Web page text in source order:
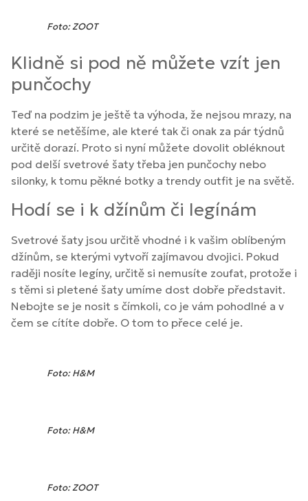
Foto: ZOOT
Klidně si pod ně můžete vzít jen
punčochy
Teď na podzim je ještě ta výhoda, že nejsou mrazy, na
které se netěšíme, ale které tak či onak za pár týdnů
určitě dorazí. Proto si nyní můžete dovolit obléknout
pod delší svetrové šaty třeba jen punčochy nebo
silonky, k tomu pěkné botky a trendy outfit je na světě.
Hodí se i k džínům či legínám
Svetrové šaty jsou určitě vhodné i k vašim oblíbeným
džínům, se kterými vytvoří zajímavou dvojici. Pokud
raději nosíte legíny, určitě si nemusíte zoufat, protože i
s těmi si pletené šaty umíme dost dobře představit.
Nebojte se je nosit s čímkoli, co je vám pohodlné a v
čem se cítíte dobře. O tom to přece celé je.
Foto: H&M
Foto: H&M
Foto: ZOOT